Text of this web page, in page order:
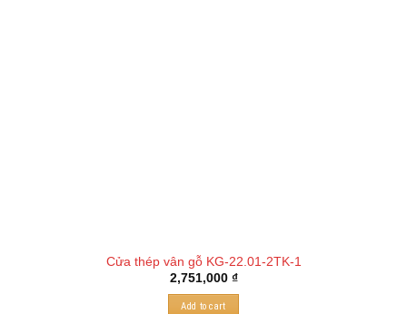
Cửa thép vân gỗ KG-22.01-2TK-1
2,751,000 ₫
Add to cart